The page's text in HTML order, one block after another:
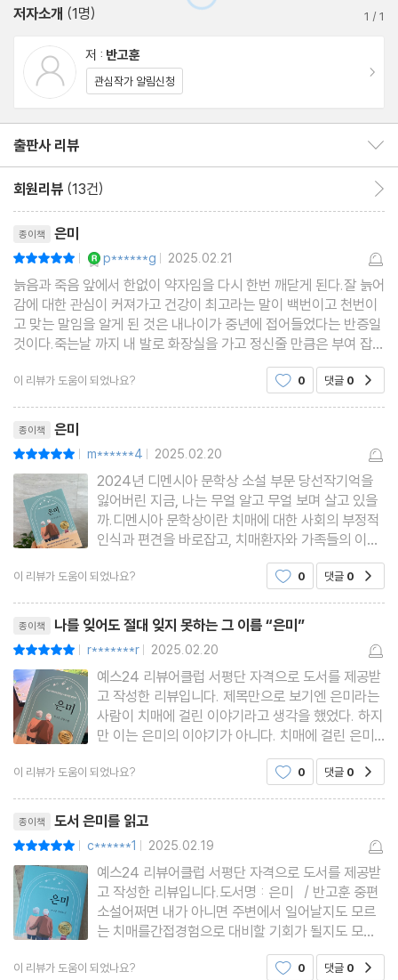
소설 『은미』는 제8회 ’디멘시아 문학상‘ 소설 부문 수상작으로, ‘디
멘시아 문학상’은 치매에 대한 사회의 부정적 인식과 편견을 바로잡
고, 치매 환자와 보호자들의 이야기를 문학적으로 승화시키기 위해
2017년부터 진행되는 치매 관련 문학 공모전이다.
저자소개 (1명) 1 /1
저 : 반고훈
관심작가 알림신청
출판사 리뷰
회원리뷰 (13건)
종이책 은미
| p******g | 2025.02.21
늙음과 죽음 앞에서 한없이 약자임을 다시 한번 깨닫게 된다.잘 늙어
감에 대한 관심이 커져가고 건강이 최고라는 말이 백번이고 천번이
고 맞는 말임을 알게 된 것은 내나이가 중년에 접어들었다는 반증일
것이다.죽는날 까지 내 발로 화장실을 가고 정신줄 만큼은 부여 잡자
고 바라는 것은 나의 자존심을 위함이기도 하지만 가족에게 짐이 되
지 않고 싶은 마음이 크기 때문이다.치매 환자
이 리뷰가 도움이 되었나요? 0 댓글 0
종이책 은미
| m******4 | 2025.02.20
2024년 디멘시아 문학상 소설 부문 당선작기억을
잃어버린 지금, 나는 무얼 알고 무얼 보며 살고 있을
까.디멘시아 문학상이란 치매에 대한 사회의 부정적
인식과 편견을 바로잡고, 치매환자와 가족들의 이야
기를 문학적으로 승화시키는 소중한 기회를 제공하
고자 2017년 시작한 치매관련 문학 공모전이라고
상이 존재한다는것은 그만큼
이 리뷰가 도움이 되었나요? 0 댓글 0
종이책 나를 잊어도 절대 잊지 못하는 그 이름 “은미”
| r*******r | 2025.02.20
예스24 리뷰어클럽 서평단 자격으로 도서를 제공받
고 작성한 리뷰입니다. 제목만으로 보기엔 은미라는
사람이 치매에 걸린 이야기라고 생각을 했었다. 하지
만 이는 은미의 이야기가 아니다. 치매에 걸린 은미
의 남편이 은미를 바라보고 은미를 생각하는 그런 이
야기이다. 나를 잃어버리는 시간만큼 은미에 대한 기
면서도 먹먹한 기분이
이 리뷰가 도움이 되었나요? 0 댓글 0
종이책 도서 은미를 읽고
| c******1 | 2025.02.19
예스24 리뷰어클럽 서평단 자격으로 도서를 제공받
고 작성한 리뷰입니다.도서명 : 은미 / 반고훈 중편
소설어쩌면 내가 아니면 주변에서 일어날지도 모르
는 치매를간접경험으로 대비할 기회가 될지도 모르
겠다는 생각에읽어보고 싶었습니다은미는 주인공의
아내 이름이고주인공의 치매가 진행되며 일어나는
이 리뷰가 도움이 되었나요? 0 댓글 0